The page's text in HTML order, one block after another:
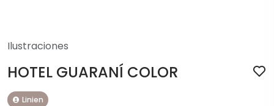
Ilustraciones
HOTEL GUARANÍ COLOR
Linien